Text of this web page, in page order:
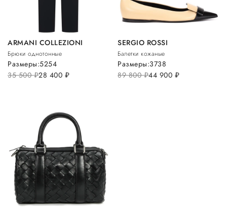
ARMANI COLLEZIONI
Брюки однотонные
35 500руб.28 400 руб.
Размеры:5254
SERGIO ROSSI
Балетки кожаные
89 800руб.44 900 руб.
Размеры:3738